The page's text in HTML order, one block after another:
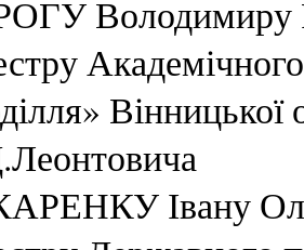
Володимиру
Вінницької
Івану